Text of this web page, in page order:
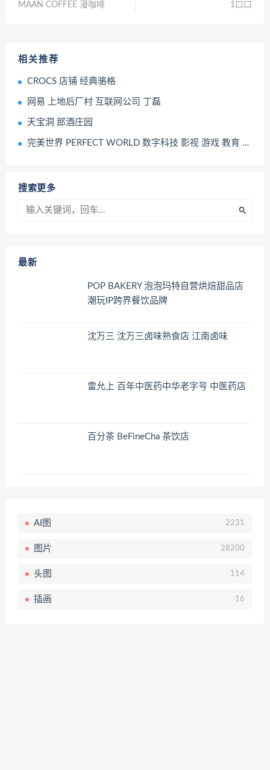
MAAN COFFEE 漫咖啡
1口口
相关推荐
CROCS 店铺 经典骆格
网易 上地后厂村 互联网公司 丁磊
天宝洞 郎酒庄园
完美世界 PERFECT WORLD 数字科技 影视 游戏 教育 电竞
搜索更多
最新
POP BAKERY 泡泡玛特自营烘焙甜品店
潮玩IP跨界餐饮品牌
沈万三 沈万三卤味熟食店 江南卤味
雷允上 百年中医药中华老字号 中医药店
百分茶 BeFineCha 茶饮店
AI图 2231
图片 28200
头图 114
插画 16